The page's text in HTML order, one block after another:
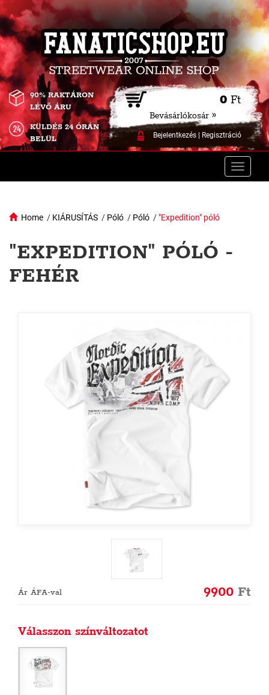
0 Ft
Bevásárlókosár »
Bejelentkezés| Regisztráció
90% RAKTÁRON
LÉVŐ ÁRU
KÜLDÉS 24 ÓRÁN
BELÜL
Toggle
Home / KIÁRUSÍTÁS / Póló / Póló / "Expedition" póló
"EXPEDITION" PÓLÓ -
FEHÉR
Ár ÁFA-val 9900 Ft
Válasszon színváltozatot